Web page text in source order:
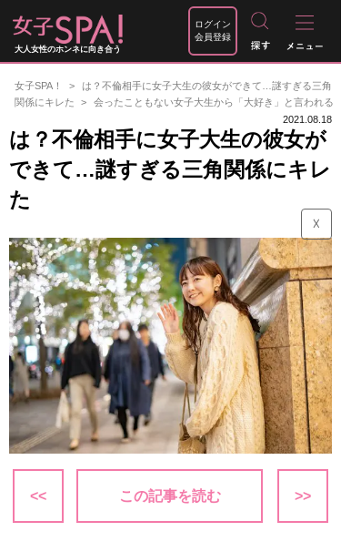
大人女性のホンネに向き合う
ログイン
会員登録
女子SPA！
は？不倫相手に女子大生の彼女ができて…謎すぎる三角
関係にキレた
会ったこともない女子大生から「大好き」と言われる
2021.08.18
は？不倫相手に女子大生の彼女が
できて…謎すぎる三角関係にキレ
た
☓
<< この記事を読む >>